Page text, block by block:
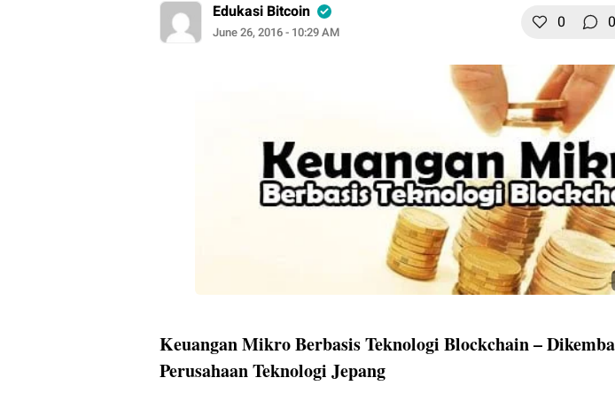
Edukasi Bitcoin
June 26, 2016 - 10:29 AM 0 0
Keuangan Mikro Berbasis Teknologi Blockchain –
Perusahaan Teknologi Jepang